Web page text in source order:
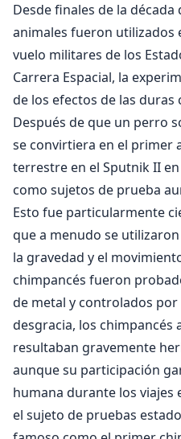
Desde finales de la
animales fueron utilizados
vuelo militares de los
Carrera Espacial, la
de los efectos de las duras
Después de que un perro
se convirtiera en el primer
terrestre en el Sputnik II
como sujetos de prueba
Esto fue particularmente
que a menudo se
la gravedad y el
chimpancés fueron
de metal y controlados
desgracia, los chimpancés
resultaban gravemente
aunque su participación
humana durante los viajes
el sujeto de pruebas